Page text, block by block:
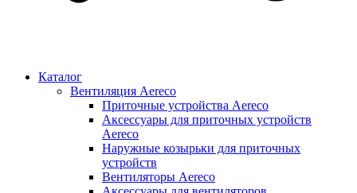
Каталог
Вентиляция Aereco
Приточные устройства Aereco
Аксессуары для приточных устройств
Aereco
Наружные козырьки для приточных
устройств
Вентиляторы Aereco